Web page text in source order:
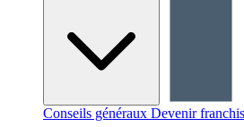
Conseils généraux Devenir